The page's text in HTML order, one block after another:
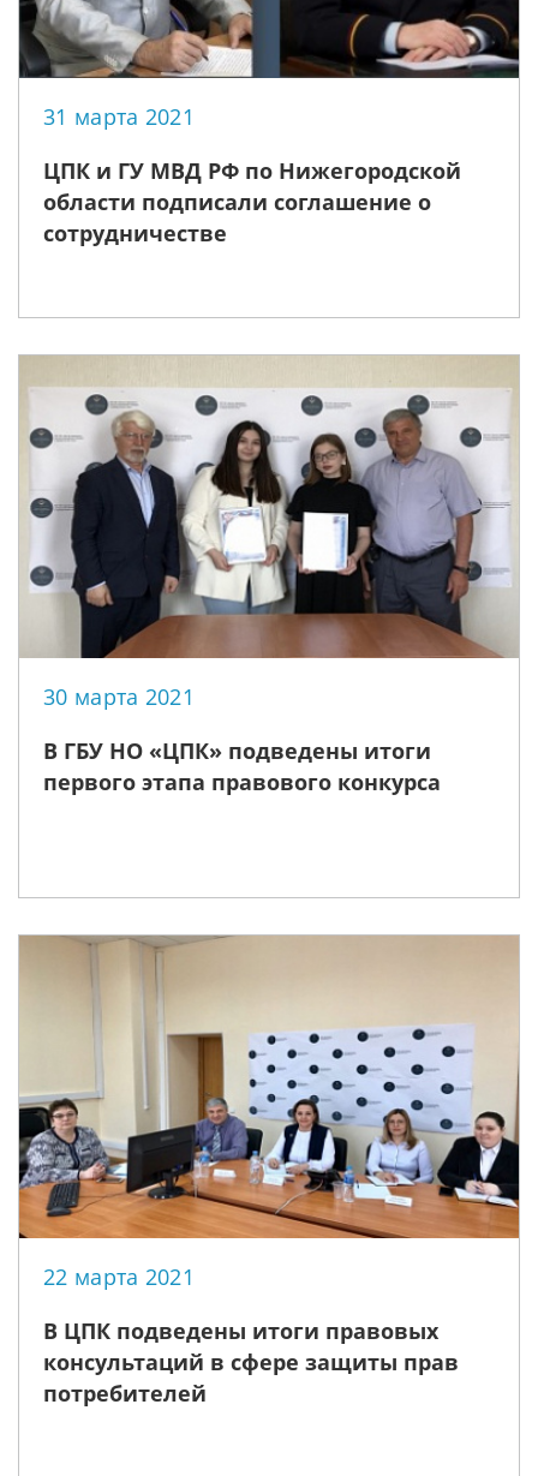
31 марта 2021
ЦПК и ГУ МВД РФ по Нижегородской
области подписали соглашение о
сотрудничестве
30 марта 2021
В ГБУ НО «ЦПК» подведены итоги
первого этапа правового конкурса
22 марта 2021
В ЦПК подведены итоги правовых
консультаций в сфере защиты прав
потребителей